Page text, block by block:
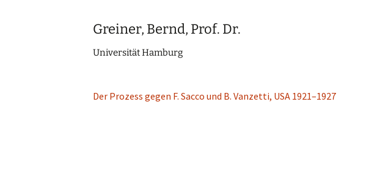
Greiner, Bernd, Prof. Dr.
Univer­si­tät Hamburg
Der Prozess gegen F. Sacco und B. Vanzet­ti, USA 1921–1927